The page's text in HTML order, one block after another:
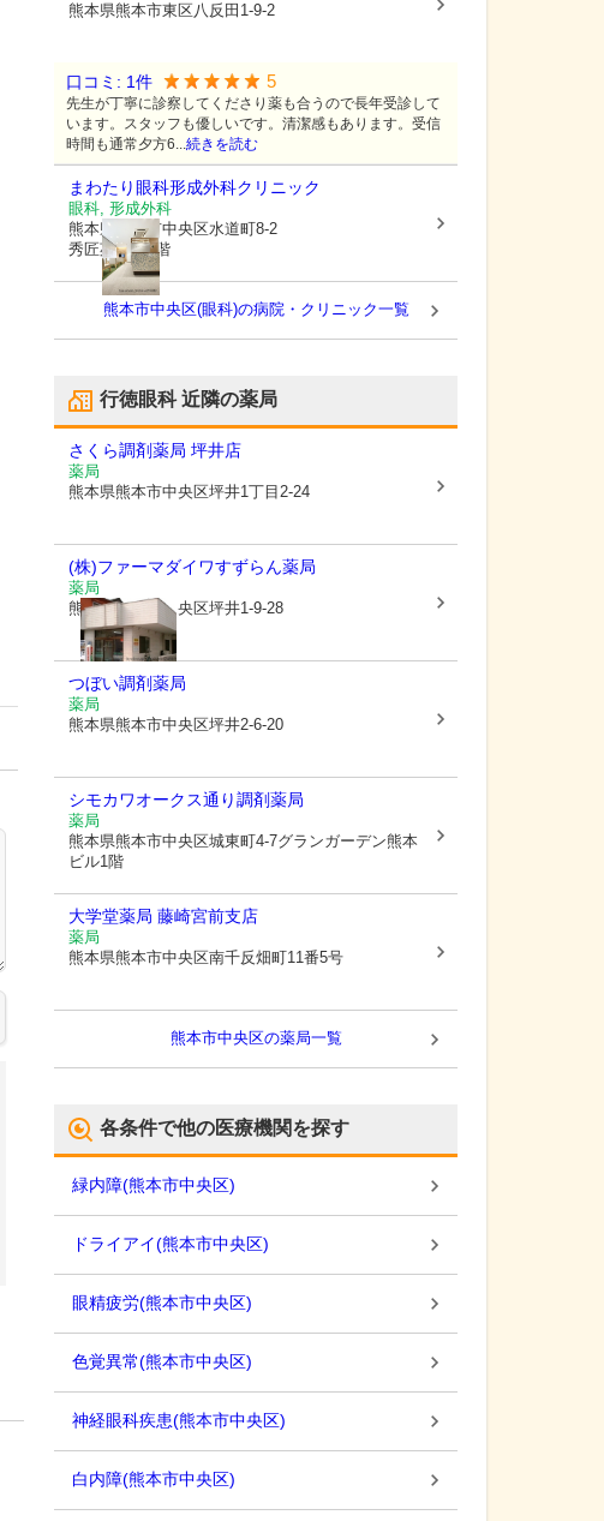
熊本県熊本市東区八反田1-9-2
口コミ: 1件 5
先生が丁寧に診察してくださり薬も合うので長年受診して
います。スタッフも優しいです。清潔感もあります。受信
時間も通常夕方6...続きを読む
まわたり眼科形成外科クリニック
眼科, 形成外科
熊本県熊本市中央区水道町8-2
秀匠苑ビル3階
熊本市中央区(眼科)の病院・クリニック一覧
行徳眼科近隣の薬局
さくら調剤薬局 坪井店
薬局
熊本県熊本市中央区坪井1丁目2-24
(株)ファーマダイワすずらん薬局
薬局
熊本県熊本市中央区坪井1-9-28
つぼい調剤薬局
薬局
熊本県熊本市中央区坪井2-6-20
シモカワオークス通り調剤薬局
薬局
熊本県熊本市中央区城東町4-7グランガーデン熊本
ビル1階
大学堂薬局 藤崎宮前支店
薬局
熊本県熊本市中央区南千反畑町11番5号
熊本市中央区の薬局一覧
各条件で他の医療機関を探す
緑内障(熊本市中央区)
ドライアイ(熊本市中央区)
眼精疲労(熊本市中央区)
色覚異常(熊本市中央区)
神経眼科疾患(熊本市中央区)
白内障(熊本市中央区)